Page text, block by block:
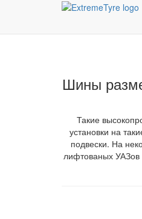
Шины
Такие
установки на
подвески. На
лифтованых УАЗов